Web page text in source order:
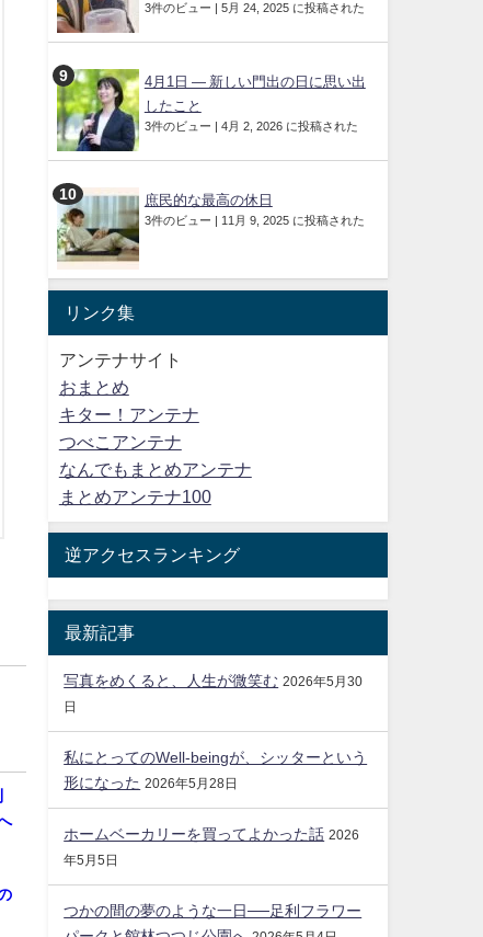
3件のビュー | 5月 24, 2025 に投稿された
4月1日 ― 新しい門出の日に思い出
したこと
3件のビュー | 4月 2, 2026 に投稿された
庶民的な最高の休日
3件のビュー | 11月 9, 2025 に投稿された
リンク集
アンテナサイト
おまとめ
キター！アンテナ
つべこアンテナ
なんでもまとめアンテナ
まとめアンテナ100
逆アクセスランキング
最新記事
写真をめくると、人生が微笑む 2026年5月30
日
私にとってのWell-beingが、シッターという
形になった 2026年5月28日
ホームベーカリーを買ってよかった話 2026
年5月5日
つかの間の夢のような一日──足利フラワー